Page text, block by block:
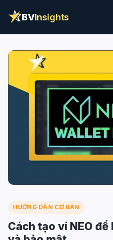
BVInsights
HƯỚNG DẪN CƠ BẢN
Cách tạo ví NEO